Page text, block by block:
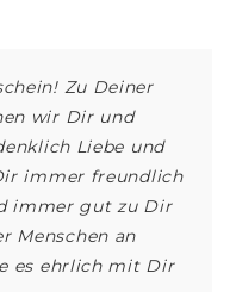
Zu Deiner
wir Dir und
Liebe und
immer freundlich
immer gut zu Dir
Menschen an
es ehrlich mit Dir